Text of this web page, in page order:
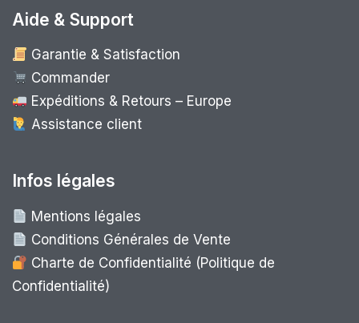
Aide & Support
Garantie & Satisfaction
Commander
Expéditions & Retours – Europe
Assistance client
Infos légales
Mentions légales
Conditions Générales de Vente
Charte de Confidentialité (Politique de
Confidentialité)